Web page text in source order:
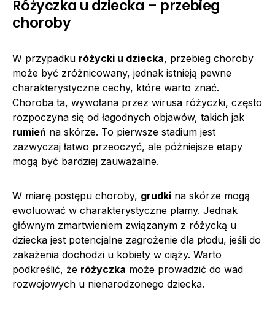
Różyczka u dziecka – przebieg
choroby
W przypadku różycki u dziecka, przebieg choroby
może być zróżnicowany, jednak istnieją pewne
charakterystyczne cechy, które warto znać.
Choroba ta, wywołana przez wirusa różyczki, często
rozpoczyna się od łagodnych objawów, takich jak
rumień na skórze. To pierwsze stadium jest
zazwyczaj łatwo przeoczyć, ale późniejsze etapy
mogą być bardziej zauważalne.
W miarę postępu choroby, grudki na skórze mogą
ewoluować w charakterystyczne plamy. Jednak
głównym zmartwieniem związanym z różycką u
dziecka jest potencjalne zagrożenie dla płodu, jeśli do
zakażenia dochodzi u kobiety w ciąży. Warto
podkreślić, że różyczka może prowadzić do wad
rozwojowych u nienarodzonego dziecka.